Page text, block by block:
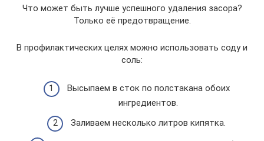
Что может быть лучше успешного удаления засора?
Только её предотвращение.
В профилактических целях можно использовать соду и
соль:
Высыпаем в сток по полстакана обоих
ингредиентов.
Заливаем несколько литров кипятка.